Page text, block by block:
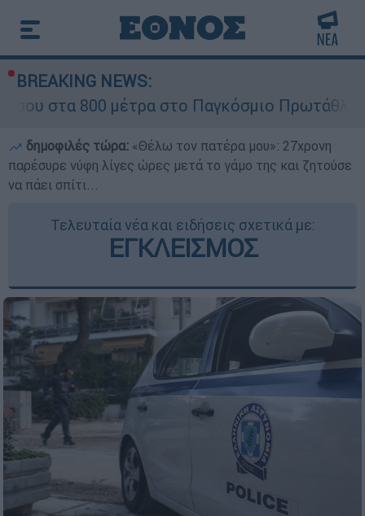
BREAKING NEWS:
μέτρα στο Παγκόσμιο Πρωτάθλημα Στίβου
δημοφιλές τώρα: «Θέλω τον πατέρα μου»: 27χρονη
παρέσυρε νύφη λίγες ώρες μετά το γάμο της και ζητούσε
να πάει σπίτι...
Τελευταία νέα και ειδήσεις σχετικά με:
ΕΓΚΛΕΙΣΜΟΣ